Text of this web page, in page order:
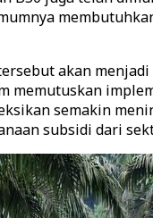
akan menjadi
memutuskan
semakin
subsidi dari